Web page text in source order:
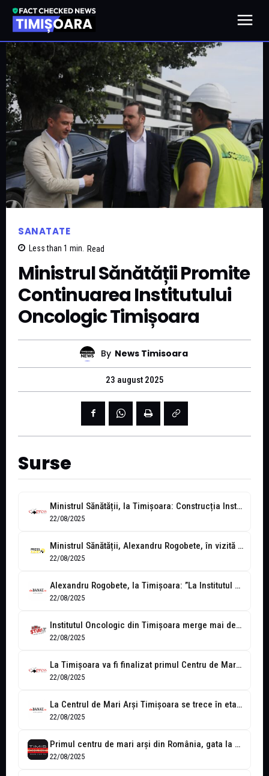
SANATATE
Less than 1 min. Read
Ministrul Sănătății Promite
Continuarea Institutului
Oncologic Timișoara
By News Timisoara
23 august 2025
Surse
Ministrul Sănătății, la Timișoara: Construcția Institutului Oncologic va continua, există surse de...
22/08/2025
Ministrul Sănătății, Alexandru Rogobete, în vizită la Timișoara. Verificări pe șantierele a...
22/08/2025
Alexandru Rogobete, la Timișoara: ”La Institutul Oncologic construcția va continua, fiind disponibile...
22/08/2025
Institutul Oncologic din Timișoara merge mai departe, dar nu cu bani din...
22/08/2025
La Timișoara va fi finalizat primul Centru de Mari Arși din România,...
22/08/2025
La Centrul de Mari Arși Timișoara se trece în etapa dotării cu...
22/08/2025
Primul centru de mari arși din România, gata la Timișoara în acest...
22/08/2025